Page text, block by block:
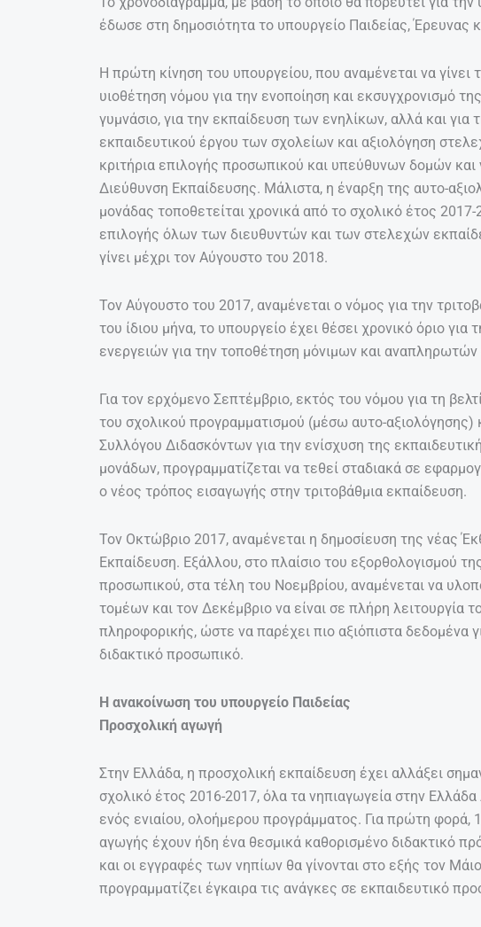
έδωσε στη δημοσιότητα το υπουργείο Παιδείας, Έρευνας
Η πρώτη κίνηση του υπουργείου, που αναμένεται να γίνει
υιοθέτηση νόμου για την ενοποίηση και εκσυγχρονισμό
γυμνάσιο, για την εκπαίδευση των ενηλίκων, αλλά και για
εκπαιδευτικού έργου των σχολείων και αξιολόγηση
κριτήρια επιλογής προσωπικού και υπεύθυνων δομών
Διεύθυνση Εκπαίδευσης. Μάλιστα, η έναρξη της αυτο-
μονάδας τοποθετείται χρονικά από το σχολικό έτος
επιλογής όλων των διευθυντών και των στελεχών
γίνει μέχρι τον Αύγουστο του 2018.
Τον Αύγουστο του 2017, αναμένεται ο νόμος για την
του ίδιου μήνα, το υπουργείο έχει θέσει χρονικό όριο
ενεργειών για την τοποθέτηση μόνιμων και αναπληρωτών
Για τον ερχόμενο Σεπτέμβριο, εκτός του νόμου για τη
του σχολικού προγραμματισμού (μέσω αυτο-αξιολόγησης)
Συλλόγου Διδασκόντων για την ενίσχυση της
μονάδων, προγραμματίζεται να τεθεί σταδιακά σε
ο νέος τρόπος εισαγωγής στην τριτοβάθμια εκπαίδευση.
Τον Οκτώβριο 2017, αναμένεται η δημοσίευση της νέας
Εκπαίδευση. Εξάλλου, στο πλαίσιο του εξορθολογισμού
προσωπικού, στα τέλη του Νοεμβρίου, αναμένεται να
τομέων και τον Δεκέμβριο να είναι σε πλήρη λειτουργία
πληροφορικής, ώστε να παρέχει πιο αξιόπιστα δεδομένα
διδακτικό προσωπικό.
Η ανακοίνωση του υπουργείο Παιδείας
Προσχολική αγωγή
Στην Ελλάδα, η προσχολική εκπαίδευση έχει αλλάξει
σχολικό έτος 2016-2017, όλα τα νηπιαγωγεία στην
ενός ενιαίου, ολοήμερου προγράμματος. Για πρώτη φορά,
αγωγής έχουν ήδη ένα θεσμικά καθορισμένο διδακτικό
και οι εγγραφές των νηπίων θα γίνονται στο εξής τον
προγραμματίζει έγκαιρα τις ανάγκες σε εκπαιδευτικό